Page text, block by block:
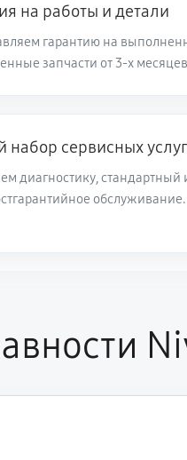
на работы и детали
гарантию на
запчасти от 3-х
набор сервисных услуг
диагностику, стандартный
обслуживание.